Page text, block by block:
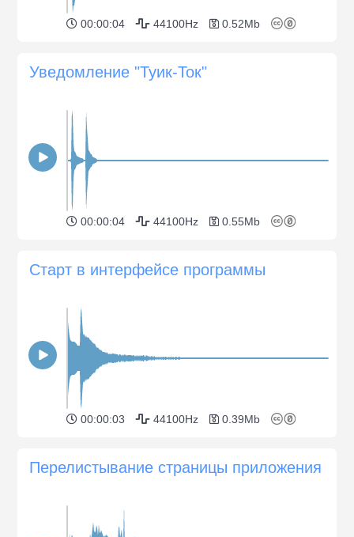
00:00:04 44100Hz 0.52Mb
Уведомление "Туик-Ток"
00:00:04 44100Hz 0.55Mb
Старт в интерфейсе программы
00:00:03 44100Hz 0.39Mb
Перелистывание страницы приложения